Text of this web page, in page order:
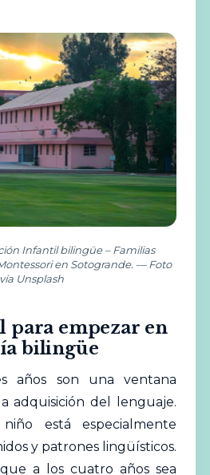
Infantil bilingüe – Familias
en Sotogrande. — Foto
vía Unsplash
para empezar en
bilingüe
años son una ventana
adquisición del lenguaje.
está especialmente
y patrones lingüísticos.
a los cuatro años sea